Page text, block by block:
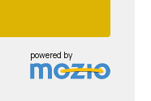
powered by